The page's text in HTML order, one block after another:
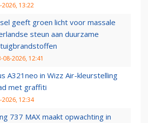
2026, 13:22
geeft groen licht voor massale
steun aan duurzame
08-2026, 12:41
A321neo in Wizz Air-kleurstelling
met graffiti
2026, 12:34
737 MAX maakt opwachting in